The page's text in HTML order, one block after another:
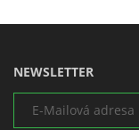
NEWSLETTER